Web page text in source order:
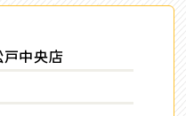
戸中央店